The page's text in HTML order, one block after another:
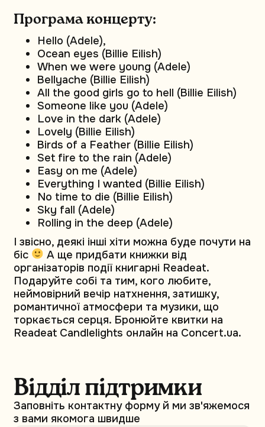
Програма концерту:
Hello (Adele),
Ocean eyes (Billie Eilish)
When we were young (Adele)
Bellyache (Billie Eilish)
All the good girls go to hell (Billie Eilish)
Someone like you (Adele)
Love in the dark (Adele)
Lovely (Billie Eilish)
Birds of a Feather (Billie Eilish)
Set fire to the rain (Adele)
Easy on me (Adele)
Everything I wanted (Billie Eilish)
No time to die (Billie Eilish)
Sky fall (Adele)
Rolling in the deep (Adele)
І звісно, деякі інші хіти можна буде почути на
біс
А ще придбати книжки від
організаторів події книгарні Readeat.
Подаруйте собі та тим, кого любите,
неймовірний вечір натхнення, затишку,
романтичної атмосфери та музики, що
торкається серця. Бронюйте квитки на
Readeat Candlelights онлайн на Concert.ua.
Відділ підтримки
Заповніть контактну форму й ми зв'яжемося
з вами якомога швидше